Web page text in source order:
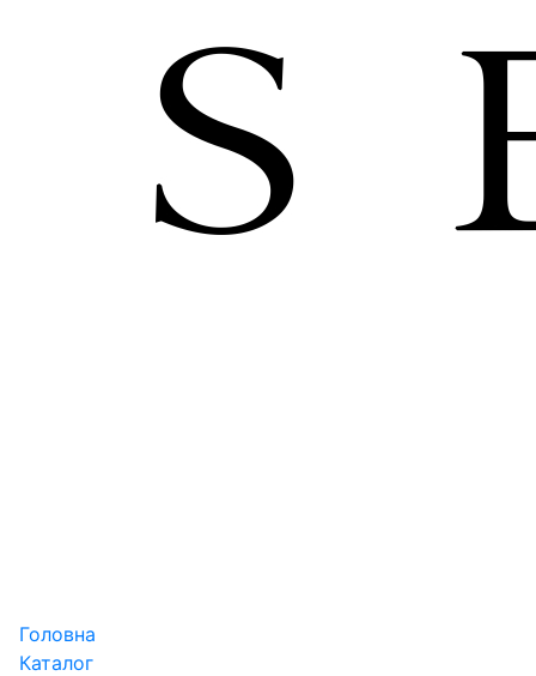
Головна
Каталог